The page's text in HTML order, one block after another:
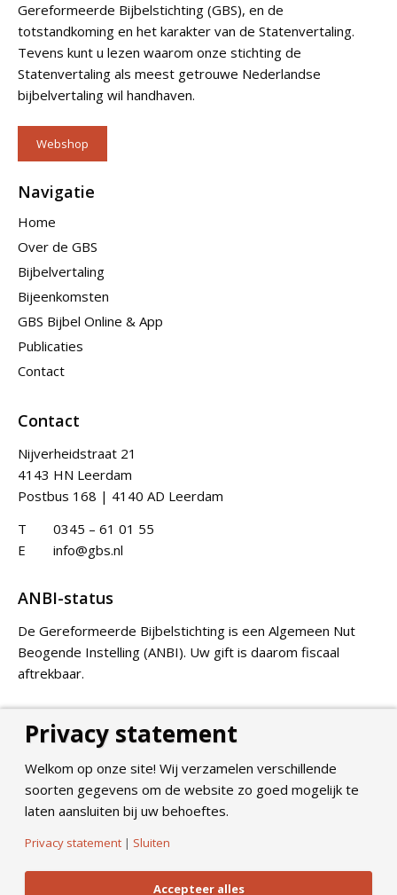
Gereformeerde Bijbelstichting (GBS), en de
totstandkoming en het karakter van de Statenvertaling.
Tevens kunt u lezen waarom onze stichting de
Statenvertaling als meest getrouwe Nederlandse
bijbelvertaling wil handhaven.
Webshop
Navigatie
Home
Over de GBS
Bijbelvertaling
Bijeenkomsten
GBS Bijbel Online & App
Publicaties
Contact
Contact
Nijverheidstraat 21
4143 HN Leerdam
Postbus 168 | 4140 AD Leerdam
T
0345 – 61 01 55
E
info@gbs.nl
ANBI-status
De Gereformeerde Bijbelstichting is een Algemeen Nut
Beogende Instelling (ANBI). Uw gift is daarom fiscaal
aftrekbaar.
Doneer
© 2026Gereformeerde Bijbelstichting. All Rights Reserved.
Privacy Policy
Privacy statement
Welkom op onze site! Wij verzamelen verschillende
soorten gegevens om de website zo goed mogelijk te
laten aansluiten bij uw behoeftes.
Privacy statement | Sluiten
Accepteer alles